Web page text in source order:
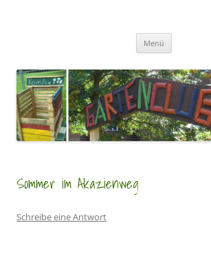
Menü
Sommer im Akazienweg
Schreibe eine Antwort